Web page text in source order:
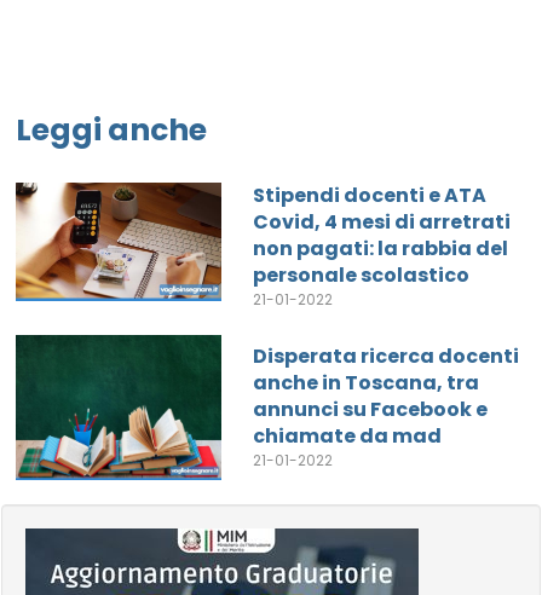
Leggi anche
Stipendi docenti e ATA
Covid, 4 mesi di arretrati
non pagati: la rabbia del
personale scolastico
21-01-2022
Disperata ricerca docenti
anche in Toscana, tra
annunci su Facebook e
chiamate da mad
21-01-2022